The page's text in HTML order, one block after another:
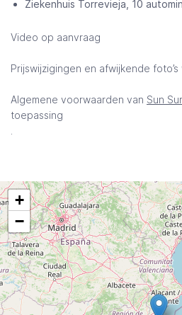
Ziekenhuis Torrevieja, 10
Video op aanvraag
Prijswijzigingen en afwijkende
Algemene voorwaarden van Sun
toepassing
+
−